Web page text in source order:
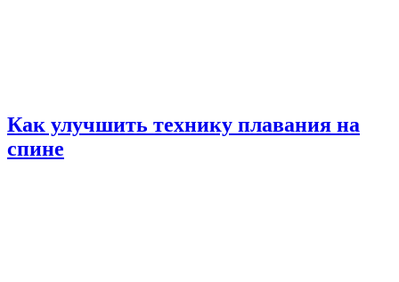
Как улучшить технику плавания на
спине